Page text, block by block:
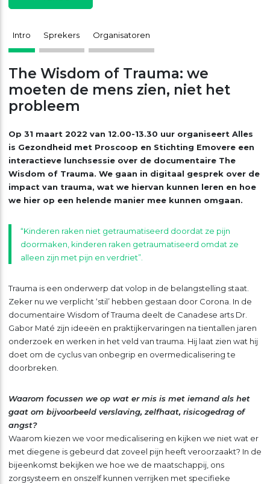
Intro Sprekers Organisatoren
The Wisdom of Trauma: we
moeten de mens zien, niet het
probleem
Op 31 maart 2022 van 12.00-13.30 uur organiseert Alles
is Gezondheid met Proscoop en Stichting Emovere een
interactieve lunchsessie over de documentaire The
Wisdom of Trauma. We gaan in digitaal gesprek over de
impact van trauma, wat we hiervan kunnen leren en hoe
we hier op een helende manier mee kunnen omgaan.
“Kinderen raken niet getraumatiseerd doordat ze pijn
doormaken, kinderen raken getraumatiseerd omdat ze
alleen zijn met pijn en verdriet”.
Trauma is een onderwerp dat volop in de belangstelling staat.
Zeker nu we verplicht ‘stil’ hebben gestaan door Corona. In de
documentaire Wisdom of Trauma deelt de Canadese arts Dr.
Gabor Maté zijn ideeën en praktijkervaringen na tientallen jaren
onderzoek en werken in het veld van trauma. Hij laat zien wat hij
doet om de cyclus van onbegrip en overmedicalisering te
doorbreken.
Waarom focussen we op wat er mis is met iemand als het
gaat om bijvoorbeeld verslaving, zelfhaat, risicogedrag of
angst?
Waarom kiezen we voor medicalisering en kijken we niet wat er
met diegene is gebeurd dat zoveel pijn heeft veroorzaakt? In de
bijeenkomst bekijken we hoe we de maatschappij, ons
zorgsysteem en onszelf kunnen verrijken met specifieke